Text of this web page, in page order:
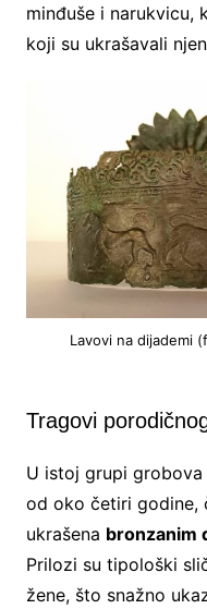
minđuše i narukvicu,
koji su ukrašavali
Lavovi na dijademi
Tragovi
U istoj grupi
od oko četiri godine,
ukrašena bronzanim
Prilozi su tipološki
žene, što snažno